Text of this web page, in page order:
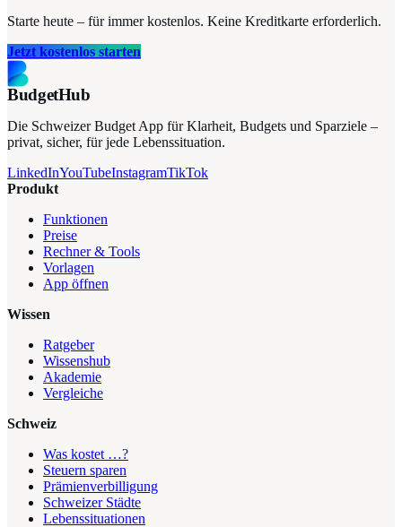
Starte heute – für immer kostenlos. Keine Kreditkarte erforderlich.
Jetzt kostenlos starten
BudgetHub
Die Schweizer Budget App für Klarheit, Budgets und Sparziele –
privat, sicher, für jede Lebenssituation.
LinkedInYouTubeInstagramTikTok
Produkt
Funktionen
Preise
Rechner & Tools
Vorlagen
App öffnen
Wissen
Ratgeber
Wissenshub
Akademie
Vergleiche
Schweiz
Was kostet …?
Steuern sparen
Prämienverbilligung
Schweizer Städte
Lebenssituationen